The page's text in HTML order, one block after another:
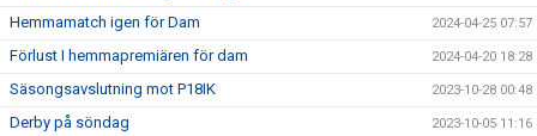
Hemmamatch igen för Dam 2024-04-25 07:57
Förlust I hemmapremiären för dam 2024-04-20 18:28
Säsongsavslutning mot P18IK 2023-10-28 00:48
Derby på söndag 2023-10-05 11:16